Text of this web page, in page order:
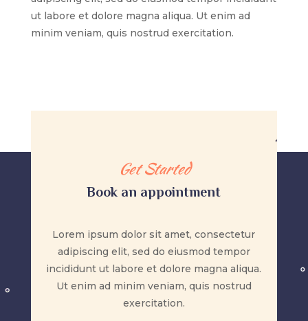
ut labore et dolore magna aliqua. Ut enim ad
minim veniam, quis nostrud exercitation.
Get Started
Book an appointment
Lorem ipsum dolor sit amet, consectetur
adipiscing elit, sed do eiusmod tempor
incididunt ut labore et dolore magna aliqua.
Ut enim ad minim veniam, quis nostrud
exercitation.